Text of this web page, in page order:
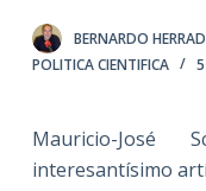
BERNARDO
POLITICA CIENTIFICA
Mauricio-José
interesantísimo